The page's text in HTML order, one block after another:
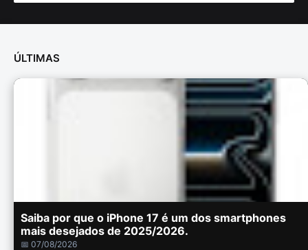
ÚLTIMAS
Saiba por que o iPhone 17 é um dos smartphones
mais desejados de 2025/2026.
📅 07/08/2026